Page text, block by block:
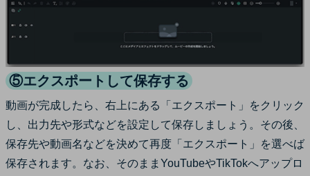
⑤エクスポートして保存する
動画が完成したら、右上にある「エクスポート」をクリック
し、出力先や形式などを設定して保存しましょう。その後、
保存先や動画名などを決めて再度「エクスポート」を選べば
保存されます。なお、そのままYouTubeやTikTokへアップロ